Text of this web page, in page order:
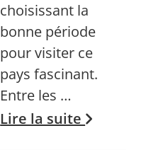
choisissant la
bonne période
pour visiter ce
pays fascinant.
Entre les …
Lire la suite